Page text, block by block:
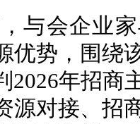
与会企业
优势，围绕
2026年招商
源对接、招